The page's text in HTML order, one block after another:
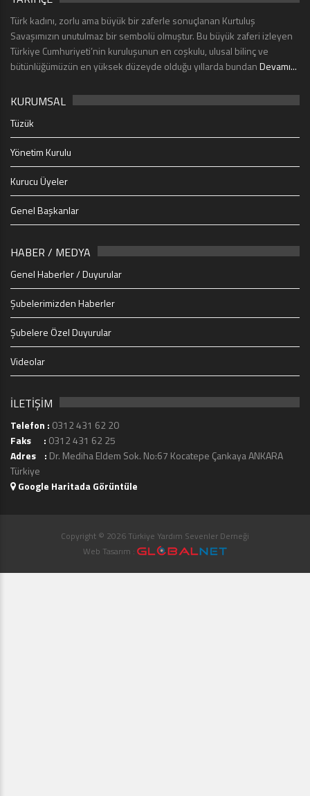
Türk kadını, zorlu ama büyük bir zaferle sonuçlanan Kurtuluş
Savaşımızın unutulmaz bir sembolü olmuştur. Bu büyük zaferi izleyen
Türkiye Cumhuriyeti’nin kuruluşunun en coşkulu, ulusal bilinç ve
bütünlüğümüzün en yüksek düzeyde olduğu yıllarda bundanDevamı...
KURUMSAL
Tüzük
Yönetim Kurulu
Kurucu Üyeler
Genel Başkanlar
HABER / MEDYA
Genel Haberler / Duyurular
Şubelerimizden Haberler
Şubelere Özel Duyurular
Videolar
İLETİŞİM
Telefon : 0312 431 62 20
Faks : 0312 431 62 25
Adres : Dr. Mediha Eldem Sok. No:67 Kocatepe Çankaya ANKARA
Türkiye
Google Haritada Görüntüle
Copyright © 2026 Türkiye Yardım Sevenler Derneği
Web Tasarım :